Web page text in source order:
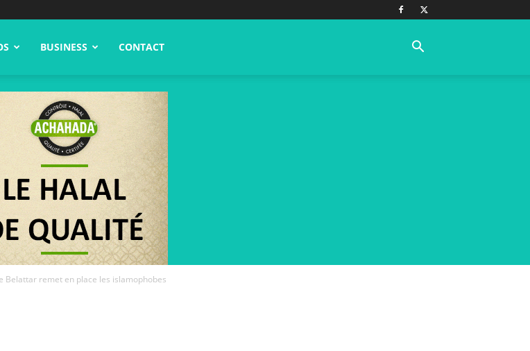
BUSINESS CONTACT
Belattar remet en place les islamophobes